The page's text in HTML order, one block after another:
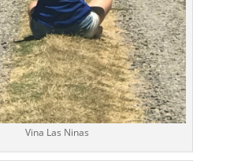
Vina Las Ninas